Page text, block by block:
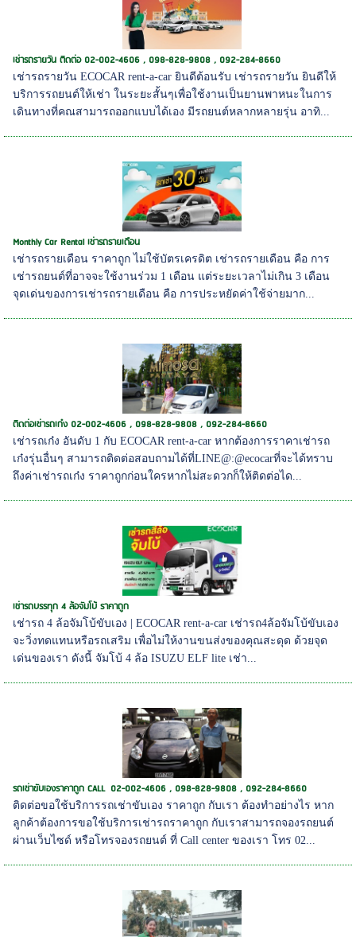
เช่ารถรายวัน ติดต่อ 02-002-4606 , 098-828-9808 , 092-284-8660
เช่ารถรายวัน ECOCAR rent-a-car ยินดีต้อนรับ เช่ารถรายวัน ยินดีให้
บริการรถยนต์ให้เช่า ในระยะสั้นๆเพื่อใช้งานเป็นยานพาหนะในการ
เดินทางที่คณสามารถออกแบบได้เอง มีรถยนต์หลากหลายรุ่น อาทิ...
Monthly Car Rental เช่ารถรายเดือน
เช่ารถรายเดือน ราคาถูก ไม่ใช้บัตรเครดิต เช่ารถรายเดือน คือ การ
เช่ารถยนต์ที่อาจจะใช้งานร่วม 1 เดือน แต่ระยะเวลาไม่เกิน 3 เดือน
จุดเด่นของการเช่ารถรายเดือน คือ การประหยัดค่าใช้จ่ายมาก...
ติดต่อเช่ารถเก๋ง 02-002-4606 , 098-828-9808 , 092-284-8660
เช่ารถเก๋ง อันดับ 1 กับ ECOCAR rent-a-car หากต้องการราคาเช่ารถ
เก๋งรุ่นอื่นๆ สามารถติดต่อสอบถามได้ที่LINE@:@ecocarที่จะได้ทราบ
ถึงค่าเช่ารถเก๋ง ราคาถูกก่อนใครหากไม่สะดวกก็ให้ติดต่อได...
เช่ารถบรรทุก 4 ล้อจัมโบ้ ราคาถูก
เช่ารถ 4 ล้อจัมโบ้ขับเอง | ECOCAR rent-a-car เช่ารถ4ล้อจัมโบ้ขับเอง
จะวิ่งทดแทนหรือรถเสริม เพื่อไม่ให้งานขนส่งของคุณสะดุด ด้วยจุด
เด่นของเรา ดังนี้ จัมโบ้ 4 ล้อ ISUZU ELF lite เช่า...
รถเช่าขับเองราคาถูก CALL 02-002-4606 , 098-828-9808 , 092-284-8660
ติดต่อขอใช้บริการรถเช่าขับเอง ราคาถูก กับเรา ต้องทำอย่างไร หาก
ลูกค้าต้องการขอใช้บริการเช่ารถราคาถูก กับเราสามารถจองรถยนต์
ผ่านเว็บไซด์ หรือโทรจองรถยนต์ ที่ Call center ของเรา โทร 02...